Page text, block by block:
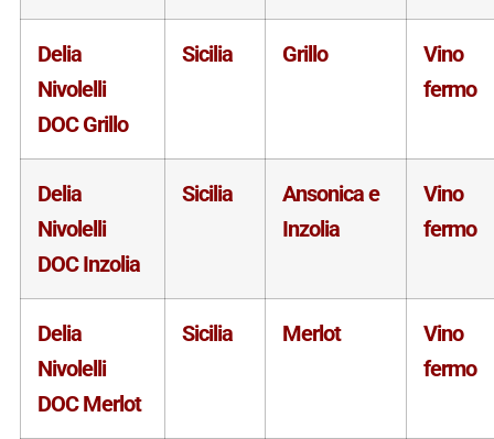
Delia
Nivolelli
DOC Grillo
Sicilia Grillo
Vino
fermo
Delia
Nivolelli
DOC Inzolia
Sicilia
Ansonica e
Inzolia
Vino
fermo
Delia
Nivolelli
DOC Merlot
Sicilia Merlot
Vino
fermo